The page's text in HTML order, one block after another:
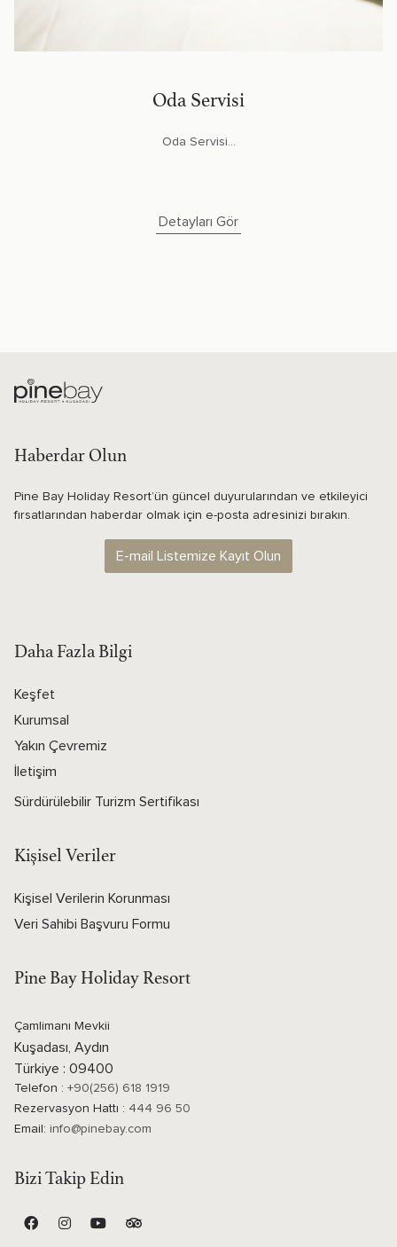
Oda Servisi
Oda Servisi...
Detayları Gör
Haberdar Olun
Pine Bay Holiday Resort’ün güncel duyurularından ve etkileyici
fırsatlarından haberdar olmak için e-posta adresinizi bırakın.
E-mail Listemize Kayıt Olun
Daha Fazla Bilgi
Keşfet
Kurumsal
Yakın Çevremiz
İletişim
Sürdürülebilir Turizm Sertifikası
Kişisel Veriler
Kişisel Verilerin Korunması
Veri Sahibi Başvuru Formu
Pine Bay Holiday Resort
Çamlimanı Mevkii
Kuşadası, Aydın
Türkiye : 09400
Telefon : +90(256) 618 1919
Rezervasyon Hattı : 444 96 50
Email: info@pinebay.com
Bizi Takip Edin